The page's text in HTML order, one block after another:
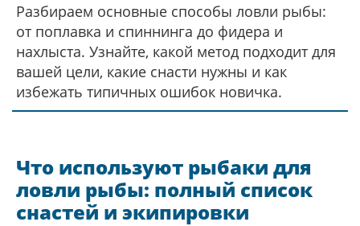
Разбираем основные способы ловли рыбы:
от поплавка и спиннинга до фидера и
нахлыста. Узнайте, какой метод подходит для
вашей цели, какие снасти нужны и как
избежать типичных ошибок новичка.
Что используют рыбаки для
ловли рыбы: полный список
снастей и экипировки